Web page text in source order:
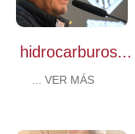
hidrocarburos...
... VER MÁS